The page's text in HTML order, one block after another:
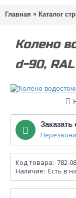
Главная » Каталог
Колено
d-90,
Код товара: 782-08
Наличие: Есть в